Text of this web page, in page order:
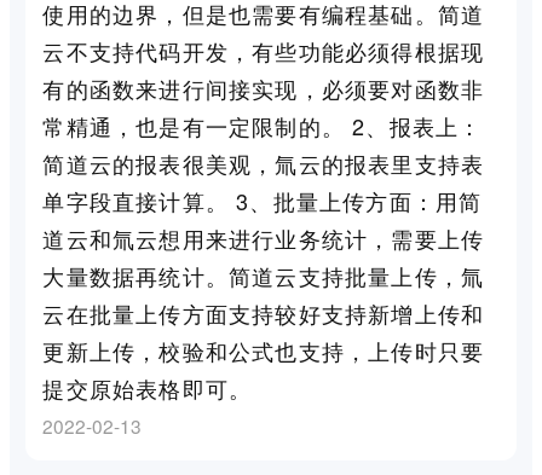
使用的边界，但是也需要有编程基础。简道
云不支持代码开发，有些功能必须得根据现
有的函数来进行间接实现，必须要对函数非
常精通，也是有一定限制的。 2、报表上：
简道云的报表很美观，氚云的报表里支持表
单字段直接计算。 3、批量上传方面：用简
道云和氚云想用来进行业务统计，需要上传
大量数据再统计。简道云支持批量上传，氚
云在批量上传方面支持较好支持新增上传和
更新上传，校验和公式也支持，上传时只要
提交原始表格即可。
2022-02-13